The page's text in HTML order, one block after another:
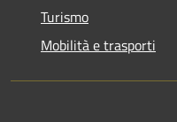
Turismo
Mobilità e trasporti